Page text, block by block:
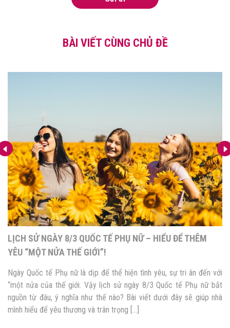
BÀI VIẾT CÙNG CHỦ ĐỀ
LỊCH SỬ NGÀY 8/3 QUỐC TẾ PHỤ NỮ – HIỂU ĐỂ THÊM
YÊU “MỘT NỬA THẾ GIỚI”!
Ngày Quốc tế Phụ nữ là dịp để thể hiện tình yêu, sự tri ân đến với
“một nửa của thế giới. Vậy lịch sử ngày 8/3 Quốc tế Phụ nữ bắt
nguồn từ đâu, ý nghĩa như thế nào? Bài viết dưới đây sẽ giúp nhà
mình hiểu để yêu thương và trân trọng […]